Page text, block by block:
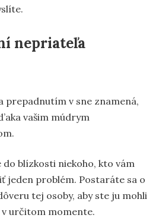
nepriateľa
prepadnutím v sne znamená,
vašim múdrym
blízkosti niekoho, kto vám
jeden problém. Postaráte sa o
tej osoby, aby ste ju mohli
v určitom momente.